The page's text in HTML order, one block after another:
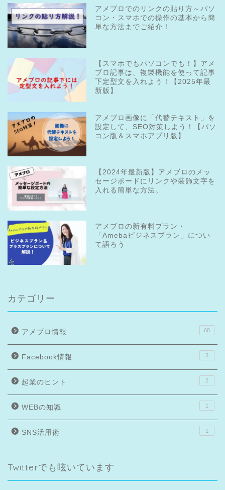
アメブロでのリンクの貼り方～パソ
コン・スマホでの操作の基本から簡
単な方法までご紹介！
【スマホでもパソコンでも！】アメ
ブロ記事は、複製機能を使って記事
下定型文を入れよう！【2025年最
新版】
アメブロ画像に「代替テキスト」を
設定して、SEO対策しよう！【パソ
コン版＆スマホアプリ版】
【2024年最新版】アメブロのメッ
セージボードにリンクや装飾文字を
入れる簡単な方法。
アメブロの新有料プラン・
「Amebaビジネスプラン」につい
て語ろう
カテゴリー
アメブロ情報 68
Facebook情報 3
起業のヒント 2
WEBの知識 1
SNS活用術 1
Twitterでも呟いています